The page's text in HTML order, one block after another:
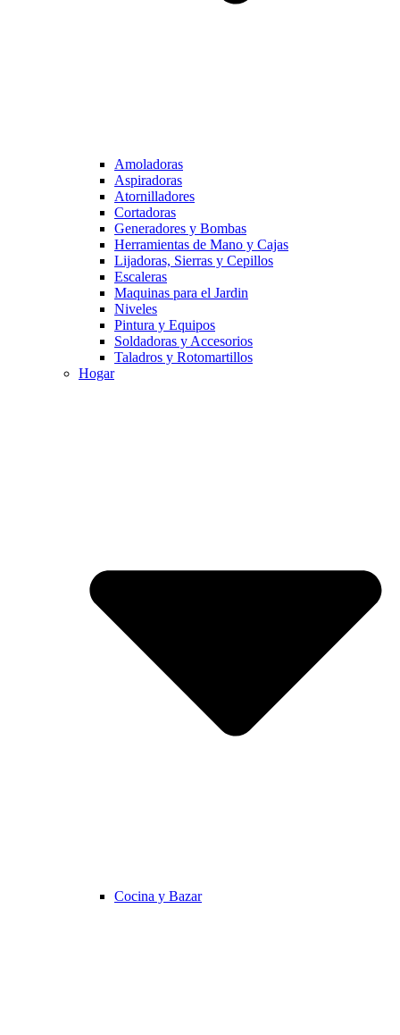
Amoladoras
Aspiradoras
Atornilladores
Cortadoras
Generadores y Bombas
Herramientas de Mano y Cajas
Lijadoras, Sierras y Cepillos
Escaleras
Maquinas para el Jardin
Niveles
Pintura y Equipos
Soldadoras y Accesorios
Taladros y Rotomartillos
Hogar
Cocina y Bazar